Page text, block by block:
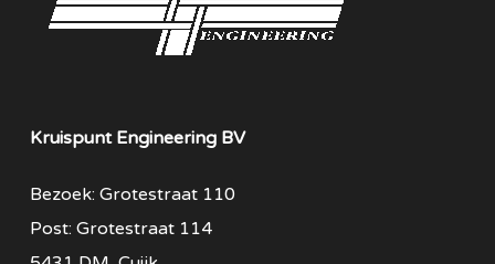
Kruispunt Engineering BV
Bezoek: Grotestraat 110
Post: Grotestraat 114